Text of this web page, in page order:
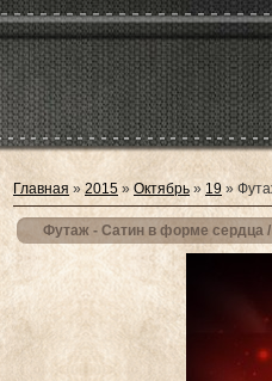
Главная » 2015 » Октябрь » 19 »
Футаж - Сатин в форме сердца